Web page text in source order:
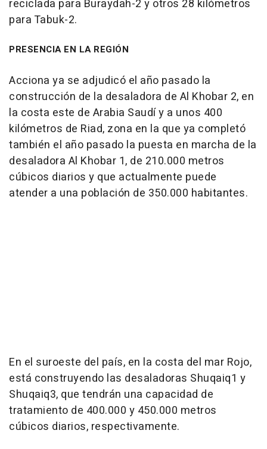
reciclada para Buraydah-2 y otros 28 kilómetros
para Tabuk-2.
PRESENCIA EN LA REGIÓN
Acciona ya se adjudicó el año pasado la
construcción de la desaladora de Al Khobar 2, en
la costa este de Arabia Saudí y a unos 400
kilómetros de Riad, zona en la que ya completó
también el año pasado la puesta en marcha de la
desaladora Al Khobar 1, de 210.000 metros
cúbicos diarios y que actualmente puede
atender a una población de 350.000 habitantes.
En el suroeste del país, en la costa del mar Rojo,
está construyendo las desaladoras Shuqaiq1 y
Shuqaiq3, que tendrán una capacidad de
tratamiento de 400.000 y 450.000 metros
cúbicos diarios, respectivamente.